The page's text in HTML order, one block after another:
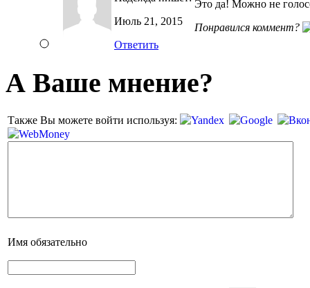
Июль 21, 2015
Ответить
Это да! Можно не
Понравился коммент?
А Ваше мнение?
Также Вы можете войти используя:
Имя обязательно